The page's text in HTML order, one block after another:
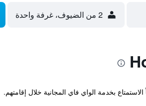
2 من الضيوف، غرفة واحدة